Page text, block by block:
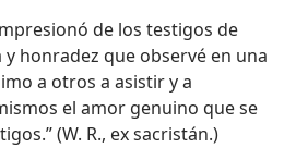
de los testigos de
y honradez que observé en una
a otros a asistir y a
el amor genuino que se
(W. R., ex sacristán.)